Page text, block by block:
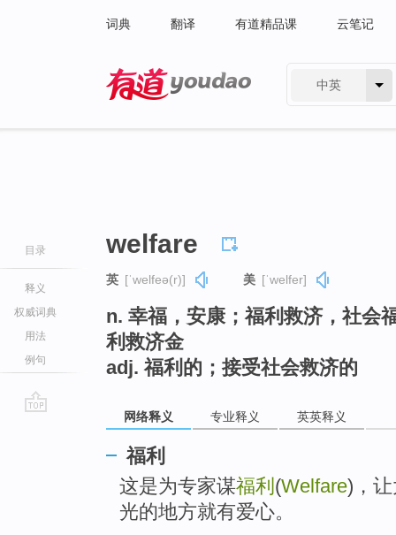
词典 翻译 有道精品课 云笔记
中英
目录
释义
权威词典
用法
例句
welfare
英 [ˈwelfeə(r)] 美 [ˈwelfer]
n. 幸福，安康；福利救济，社会
利救济金
adj. 福利的；接受社会救济的
网络释义 专业释义 英英释义
福利
这是为专家谋福利 (Welfare)，
光的地方就有爱心。